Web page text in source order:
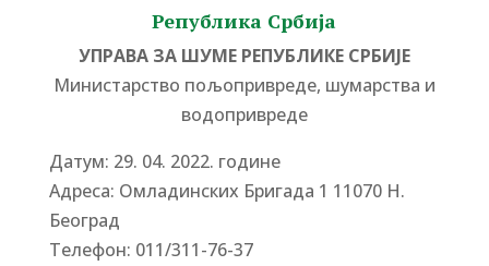
Република Србија
УПРАВА ЗА ШУМЕ РЕПУБЛИКЕ СРБИЈЕ
Министарство пољопривреде, шумарства и
водопривреде
Датум: 29. 04. 2022. године
Адреса: Омладинских Бригада 1 11070 Н.
Београд
Tелефон: 011/311-76-37